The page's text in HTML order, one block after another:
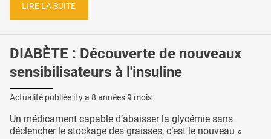
LIRE LA SUITE
DIABÈTE : Découverte de nouveaux
sensibilisateurs à l'insuline
Actualité publiée il y a 8 années 9 mois
Un médicament capable d’abaisser la glycémie sans
déclencher le stockage des graisses, c’est le nouveau «